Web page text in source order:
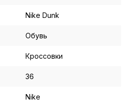
Nike Dunk
Обувь
Кроссовки
36
Nike